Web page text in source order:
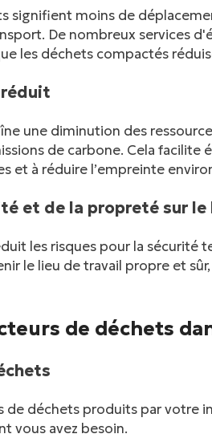
linkedin
signifient moins de
De nombreux services
les déchets compactés
une diminution des
de carbone. Cela
et à réduire l’empreinte
et de la propreté sur
les risques pour la sécurité
le lieu de travail propre et
de déchets
déchets produits par votre
vous avez besoin.